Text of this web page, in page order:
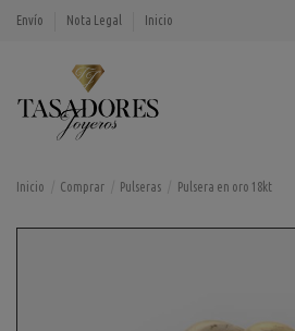
Envío Nota Legal Inicio
Inicio Comprar Pulseras Pulsera en oro 18kt